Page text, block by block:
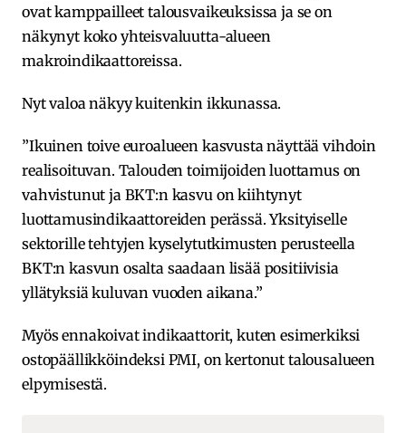
ovat kamppailleet talousvaikeuksissa ja se on
näkynyt koko yhteisvaluutta-alueen
makroindikaattoreissa.
Nyt valoa näkyy kuitenkin ikkunassa.
”Ikuinen toive euroalueen kasvusta näyttää vihdoin
realisoituvan. Talouden toimijoiden luottamus on
vahvistunut ja BKT:n kasvu on kiihtynyt
luottamusindikaattoreiden perässä. Yksityiselle
sektorille tehtyjen kyselytutkimusten perusteella
BKT:n kasvun osalta saadaan lisää positiivisia
yllätyksiä kuluvan vuoden aikana.”
Myös ennakoivat indikaattorit, kuten esimerkiksi
ostopäällikköindeksi PMI, on kertonut talousalueen
elpymisestä.